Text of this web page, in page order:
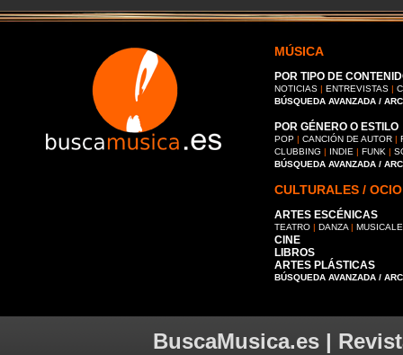
MÚSICA
POR TIPO DE
NOTICIAS | ENTREVISTAS |
BÚSQUEDA AVANZADA /
POR GÉNERO O ESTILO
POP | CANCIÓN DE AUTOR |
CLUBBING | INDIE | FUNK |
BÚSQUEDA AVANZADA /
CULTURALES / OCIO
ARTES ESCÉNICAS
TEATRO | DANZA |
CINE
LIBROS
ARTES PLÁSTICAS
BÚSQUEDA AVANZADA /
BuscaMusica.es |